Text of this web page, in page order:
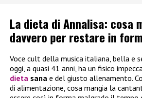
La dieta di Annalisa: cosa
davvero per restare in
Voce cult della musica italiana, bella e
oggi, a quasi 41 anni, ha un fisico
dieta sana e del giusto allenamento.
di alimentazione, cosa mangia la